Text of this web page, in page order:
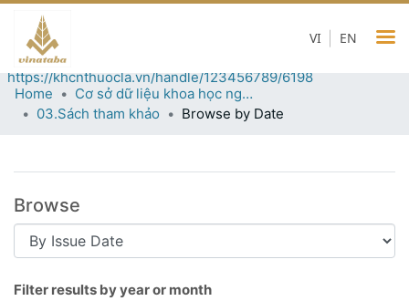
EN
VI
Home
Cơ sở dữ liệu khoa học ngành thuốc lá
03.Sách tham khảo
Browse by Date
03.Sách tham khảo
Permanent URI for this collection
https://khcnthuocla.vn/handle/123456789/6198
Browse
Browsing 03.Sách tham khảo by Issue
Filter results by year or month